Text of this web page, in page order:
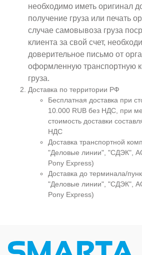
необходимо иметь оригинал
получение груза или печать
случае самовывоза груза
клиента за свой счет,
доверительное письмо от
оформленную транспортную
груза.
Доставка по территории РФ
Бесплатная доставка при
10.000 RUB без НДС, при
стоимость доставки
НДС
Доставка транспортной
"Деловые линии", "СДЭК",
Pony Express)
Доставка до терминала/
"Деловые линии", "СДЭК",
Pony Express)